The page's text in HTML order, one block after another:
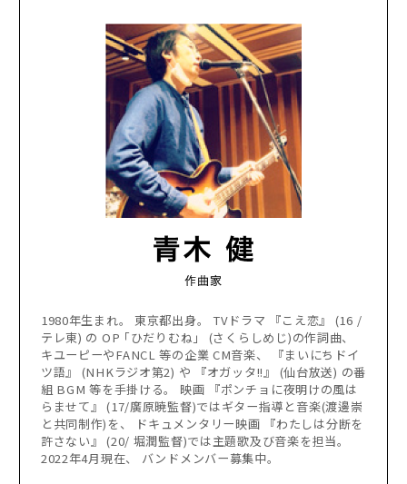
1980年生まれ。 東京都出身。 TVドラマ 『こえ恋』 (16 /
テレ東) の OP ｢ひだりむね」 (さくらしめじ)の作詞曲、
キユーピーやFANCL 等の企業 CM音楽、 『まいにちドイ
ツ語』 (NHKラジオ第2) や 『オガッタ!!』 (仙台放送) の番
組 BGM 等を手掛ける。 映画 『ポンチョに夜明けの風は
らませて』 (17/廣原暁監督)ではギター指導と音楽(渡邊崇
と共同制作)を、 ドキュメンタリー映画 『わたしは分断を
許さない』 (20/ 堀潤監督)では主題歌及び音楽を担当。
2022年4月現在、 バンドメンバー募集中。